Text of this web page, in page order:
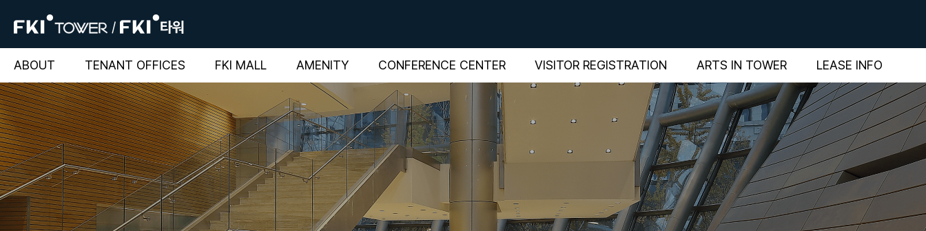
ABOUT TENANT OFFICES FKI MALL AMENITY CONFERENCE CENTER VISITOR REGISTRATION ARTS IN TOWER LEASE INFO